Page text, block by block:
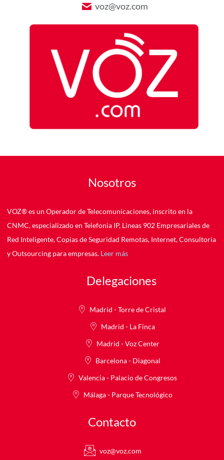
voz@voz.com
Nosotros
VOZ® es un Operador de Telecomunicaciones, inscrito en la
CNMC, especializado en Telefonia IP, Lineas 902 Empresariales de
Red Inteligente, Copias de Seguridad Remotas, Internet, Consultoria
y Outsourcing para empresas. Leer más
Delegaciones
Madrid - Torre de Cristal
Madrid - La Finca
Madrid - Voz Center
Barcelona - Diagonal
Valencia - Palacio de Congresos
Málaga - Parque Tecnológico
Contacto
voz@voz.com